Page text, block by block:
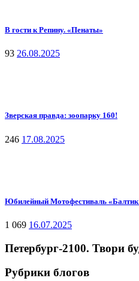
В гости к Репину. «Пенаты»
93 26.08.2025
Зверская правда: зоопарку 160!
246 17.08.2025
Юбилейный Мотофестиваль
1 069 16.07.2025
Петербург-2100. Твори
Рубрики блогов